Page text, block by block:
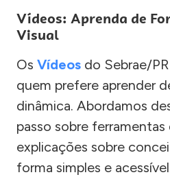
Vídeos: Aprenda de
Visual
Os Vídeos do Sebrae/
quem prefere aprender
dinâmica. Abordamos
passo sobre
explicações sobre
forma simples e